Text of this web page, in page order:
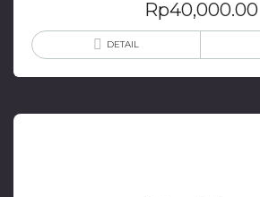
Rp40,000.00
DETAIL